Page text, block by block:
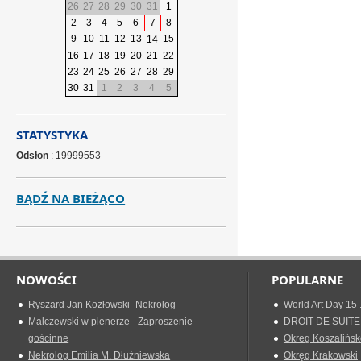
26 27 28 29 30 31
1
2
3 4 5 6 7
8
9
10 11 12 13 14 15
16 17 18 19 20 21 22
23 24 25 26 27 28 29
30 31 1 2 3 4 5
STATYSTYKA
Odsłon : 19999553
BĄDŹ NA BIEŻĄCO
NOWOŚCI
Ryszard Jan Kozłowski -Nekrolog
Malczewski w plenerze - Zaproszenie
gościnne
Nekrolog Emilia M. Dłużniewska
POPULARNE
World Art Day 15
DROIT DE SUITE
Okreg
Okręg Krakowski